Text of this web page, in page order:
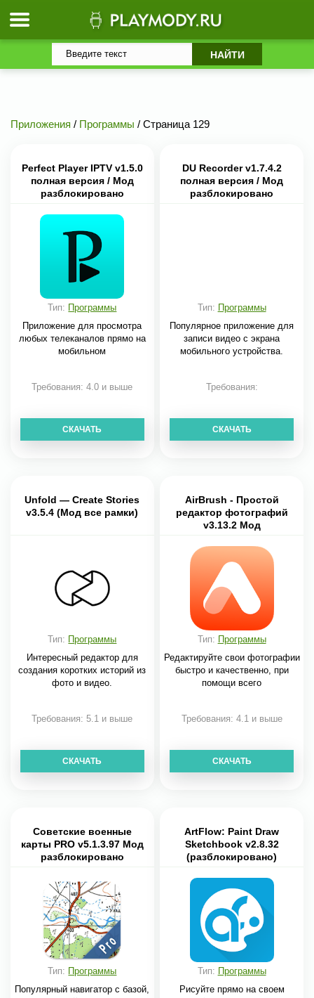
Приложения / Программы / Страница 129
Perfect Player IPTV v1.5.0
полная версия / Мод
разблокировано
Тип: Программы
Приложение для просмотра
любых телеканалов прямо на
мобильном
Требования: 4.0 и выше
СКАЧАТЬ
DU Recorder v1.7.4.2
полная версия / Мод
разблокировано
Тип: Программы
Популярное приложение для
записи видео с экрана
мобильного устройства.
Требования:
СКАЧАТЬ
Unfold — Create Stories
v3.5.4 (Мод все рамки)
Тип: Программы
Интересный редактор для
создания коротких историй из
фото и видео.
Требования: 5.1 и выше
СКАЧАТЬ
AirBrush - Простой
редактор фотографий
v3.13.2 Мод
Тип: Программы
Редактируйте свои фотографии
быстро и качественно, при
помощи всего
Требования: 4.1 и выше
СКАЧАТЬ
Советские военные
карты PRO v5.1.3.97 Мод
разблокировано
Тип: Программы
Популярный навигатор с базой,
ArtFlow: Paint Draw
Sketchbook v2.8.32
(разблокировано)
Тип: Программы
Рисуйте прямо на своем